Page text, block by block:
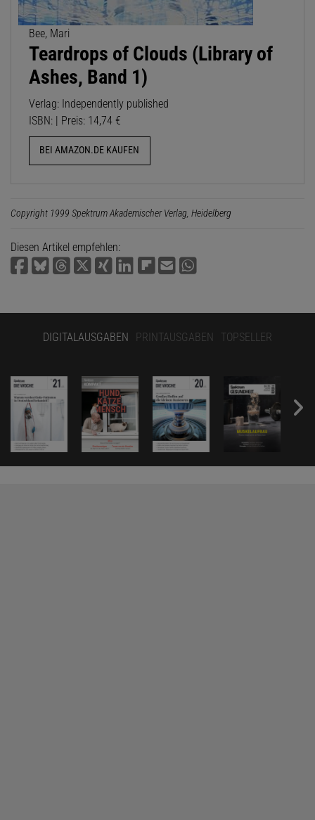
Bee, Mari
Teardrops of Clouds (Library of
Ashes, Band 1)
Verlag: Independently published
ISBN: | Preis: 14,74 €
BEI AMAZON.DE KAUFEN
Copyright 1999 Spektrum Akademischer Verlag, Heidelberg
Diesen Artikel empfehlen:
DIGITALAUSGABEN PRINTAUSGABEN TOPSELLER